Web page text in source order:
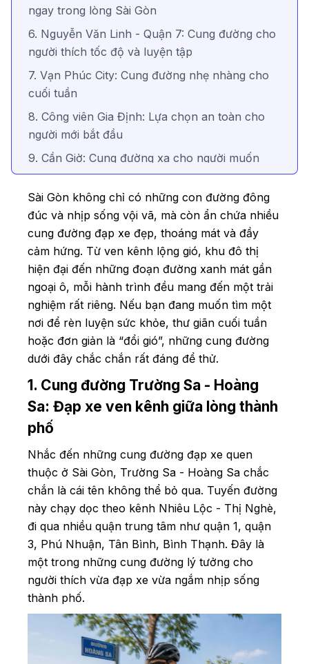
ngay trong lòng Sài Gòn
6. Nguyễn Văn Linh - Quận 7: Cung đường cho
người thích tốc độ và luyện tập
7. Vạn Phúc City: Cung đường nhẹ nhàng cho
cuối tuần
8. Công viên Gia Định: Lựa chọn an toàn cho
người mới bắt đầu
9. Cần Giờ: Cung đường xa cho người muốn
“đổi gió”
10. Miếu Nổi - Gò Vấp: Cung đường ngắn
nhưng thú vị
Lời kết
Sài Gòn không chỉ có những con đường đông
đúc và nhịp sống vội vã, mà còn ẩn chứa nhiều
cung đường đạp xe đẹp, thoáng mát và đầy
cảm hứng. Từ ven kênh lộng gió, khu đô thị
hiện đại đến những đoạn đường xanh mát gần
ngoại ô, mỗi hành trình đều mang đến một trải
nghiệm rất riêng. Nếu bạn đang muốn tìm một
nơi để rèn luyện sức khỏe, thư giãn cuối tuần
hoặc đơn giản là “đổi gió”, những cung đường
dưới đây chắc chắn rất đáng để thử.
1. Cung đường Trường Sa - Hoàng
Sa: Đạp xe ven kênh giữa lòng thành
phố
Nhắc đến những cung đường đạp xe quen
thuộc ở Sài Gòn, Trường Sa - Hoàng Sa chắc
chắn là cái tên không thể bỏ qua. Tuyến đường
này chạy dọc theo kênh Nhiêu Lộc - Thị Nghè,
đi qua nhiều quận trung tâm như quận 1, quận
3, Phú Nhuận, Tân Bình, Bình Thạnh. Đây là
một trong những cung đường lý tưởng cho
người thích vừa đạp xe vừa ngắm nhịp sống
thành phố.